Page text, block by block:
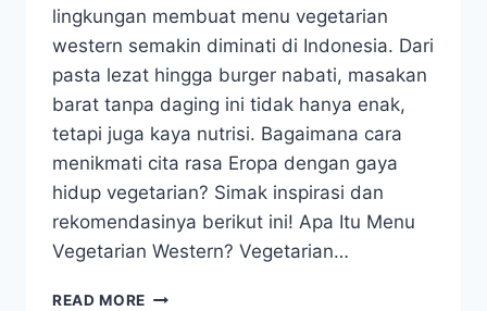
lingkungan membuat menu vegetarian
western semakin diminati di Indonesia. Dari
pasta lezat hingga burger nabati, masakan
barat tanpa daging ini tidak hanya enak,
tetapi juga kaya nutrisi. Bagaimana cara
menikmati cita rasa Eropa dengan gaya
hidup vegetarian? Simak inspirasi dan
rekomendasinya berikut ini! Apa Itu Menu
Vegetarian Western? Vegetarian…
READ MORE MENU